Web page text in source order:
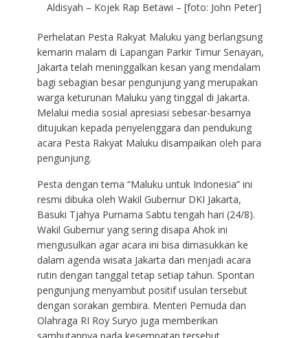
Aldisyah – Kojek Rap Betawi – [foto: John Peter]
Perhelatan Pesta Rakyat Maluku yang berlangsung
kemarin malam di Lapangan Parkir Timur Senayan,
Jakarta telah meninggalkan kesan yang mendalam
bagi sebagian besar pengunjung yang merupakan
warga keturunan Maluku yang tinggal di Jakarta.
Melalui media sosial apresiasi sebesar-besarnya
ditujukan kepada penyelenggara dan pendukung
acara Pesta Rakyat Maluku disampaikan oleh para
pengunjung.
Pesta dengan tema “Maluku untuk Indonesia” ini
resmi dibuka oleh Wakil Gubernur DKI Jakarta,
Basuki Tjahya Purnama Sabtu tengah hari (24/8).
Wakil Gubernur yang sering disapa Ahok ini
mengusulkan agar acara ini bisa dimasukkan ke
dalam agenda wisata Jakarta dan menjadi acara
rutin dengan tanggal tetap setiap tahun. Spontan
pengunjung menyambut positif usulan tersebut
dengan sorakan gembira. Menteri Pemuda dan
Olahraga RI Roy Suryo juga memberikan